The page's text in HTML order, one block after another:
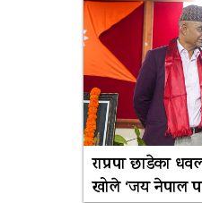
राप्रपा छाडेका
खोले ‘जय नेपाल